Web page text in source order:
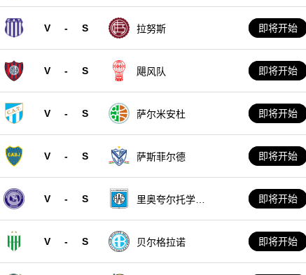
V - S 拉努斯 即将开始
V - S 飓风队 即将开始
V - S 萨尔米安杜 即将开始
V - S 萨斯菲尔德 即将开始
V - S
里奥夸尔托学生
即将开始
V - S 贝尔格拉诺 即将开始